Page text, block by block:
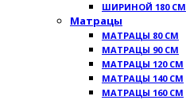
ШИРИНОЙ 180 СМ
Матрацы
МАТРАЦЫ 80 СМ
МАТРАЦЫ 90 СМ
МАТРАЦЫ 120 СМ
МАТРАЦЫ 140 СМ
МАТРАЦЫ 160 СМ